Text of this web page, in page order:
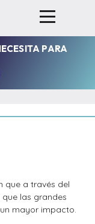
PARA
que a través del
las grandes
mayor impacto.